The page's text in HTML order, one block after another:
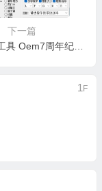
下一篇
小马激活工具 Oem7周年纪念版（Windows7专用激活工具）
1 F